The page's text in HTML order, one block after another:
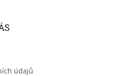
údajů